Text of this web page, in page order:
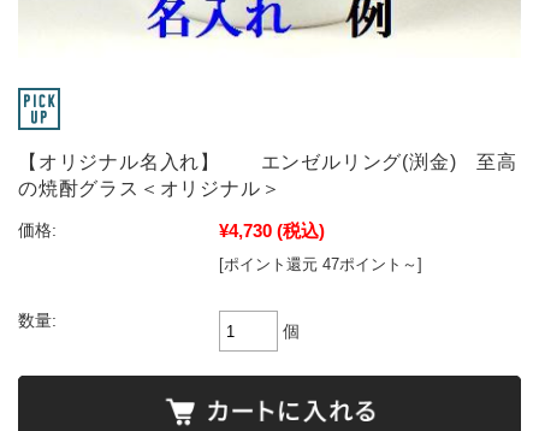
【オリジナル名入れ】 エンゼルリング(渕金) 至高
の焼酎グラス＜オリジナル＞
価格: ¥4,730 (税込)
[ポイント還元 47ポイント～]
数量:
個